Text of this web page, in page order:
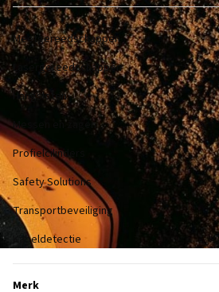
Meetgereedschappen
Lasergereedschappen
Hangsloten
Messen en zagen
Profielcilinders
Safety Solutions
Transportbeveiliging
Kabeldetectie
Merk